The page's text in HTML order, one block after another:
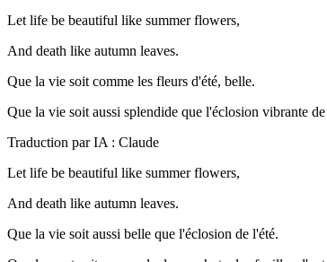
Let life be beautiful like summer flowers,
And death like autumn leaves.
Que la vie soit comme les fleurs d'été, belle.
Que la vie soit aussi splendide que l'éclosion vibrante de
Traduction par IA : Claude
Let life be beautiful like summer flowers,
And death like autumn leaves.
Que la vie soit aussi belle que l'éclosion de l'été.